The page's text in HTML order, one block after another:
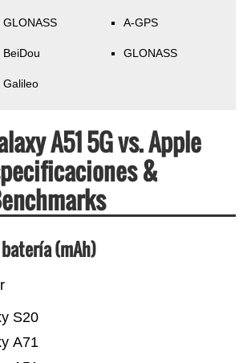
GLONASS
BeiDou
Galileo
A-GPS
GLONASS
A51 5G vs. Apple
&
(mAh)
A71
S20